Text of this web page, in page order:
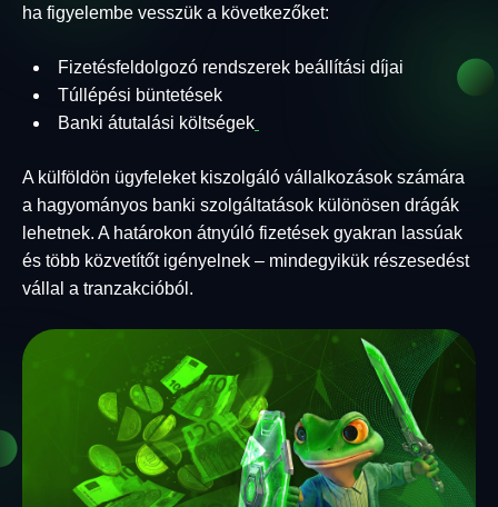
ha figyelembe vesszük a következőket:
Fizetésfeldolgozó rendszerek beállítási díjai
Túllépési büntetések
Banki átutalási költségek
A külföldön ügyfeleket kiszolgáló vállalkozások számára
a hagyományos banki szolgáltatások különösen drágák
lehetnek. A határokon átnyúló fizetések gyakran lassúak
és több közvetítőt igényelnek – mindegyikük részesedést
vállal a tranzakcióból.